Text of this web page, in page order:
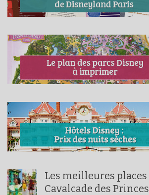
Les meilleures
Cavalcade des